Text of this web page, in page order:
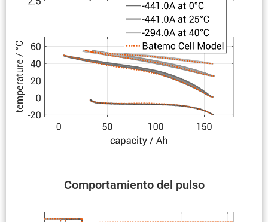
Compor­ta­miento del pulso